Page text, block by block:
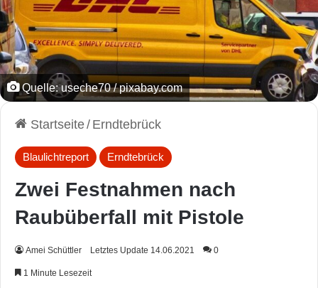
Quelle: useche70 / pixabay.com
Startseite/ Erndtebrück
Blaulichtreport Erndtebrück
Zwei Festnahmen nach
Raubüberfall mit Pistole
Amei Schüttler Letztes Update 14.06.2021 0
1 Minute Lesezeit